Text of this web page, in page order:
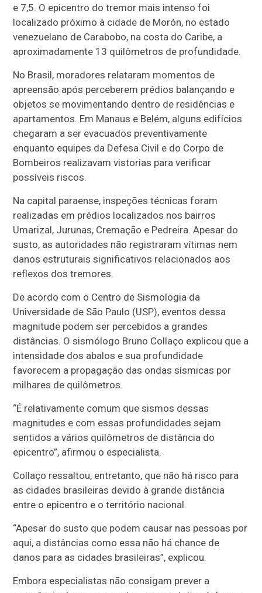
e 7,5. O epicentro do tremor mais intenso foi
localizado próximo à cidade de Morón, no estado
venezuelano de Carabobo, na costa do Caribe, a
aproximadamente 13 quilômetros de profundidade.
No Brasil, moradores relataram momentos de
apreensão após perceberem prédios balançando e
objetos se movimentando dentro de residências e
apartamentos. Em Manaus e Belém, alguns edifícios
chegaram a ser evacuados preventivamente
enquanto equipes da Defesa Civil e do Corpo de
Bombeiros realizavam vistorias para verificar
possíveis riscos.
Na capital paraense, inspeções técnicas foram
realizadas em prédios localizados nos bairros
Umarizal, Jurunas, Cremação e Pedreira. Apesar do
susto, as autoridades não registraram vítimas nem
danos estruturais significativos relacionados aos
reflexos dos tremores.
De acordo com o Centro de Sismologia da
Universidade de São Paulo (USP), eventos dessa
magnitude podem ser percebidos a grandes
distâncias. O sismólogo Bruno Collaço explicou que a
intensidade dos abalos e sua profundidade
favorecem a propagação das ondas sísmicas por
milhares de quilômetros.
“É relativamente comum que sismos dessas
magnitudes e com essas profundidades sejam
sentidos a vários quilômetros de distância do
epicentro”, afirmou o especialista.
Collaço ressaltou, entretanto, que não há risco para
as cidades brasileiras devido à grande distância
entre o epicentro e o território nacional.
“Apesar do susto que podem causar nas pessoas por
aqui, a distâncias como essa não há chance de
danos para as cidades brasileiras”, explicou.
Embora especialistas não consigam prever a